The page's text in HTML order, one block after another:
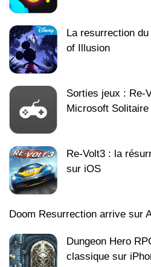
La resurrection
of Illusion
Sorties jeux : Re-
Microsoft
Re-Volt3 : la
sur iOS
Doom Resurrection arrive sur
Dungeon Hero
classique sur